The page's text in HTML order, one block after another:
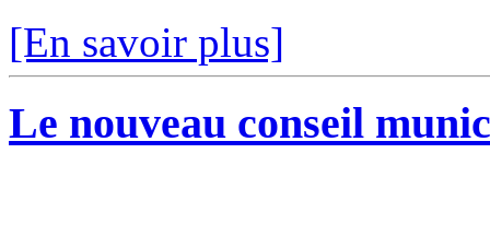
[En savoir plus]
Le nouveau conseil